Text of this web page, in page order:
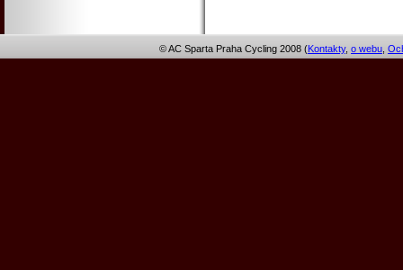
© AC Sparta Praha Cycling 2008 (Kontakty, o webu